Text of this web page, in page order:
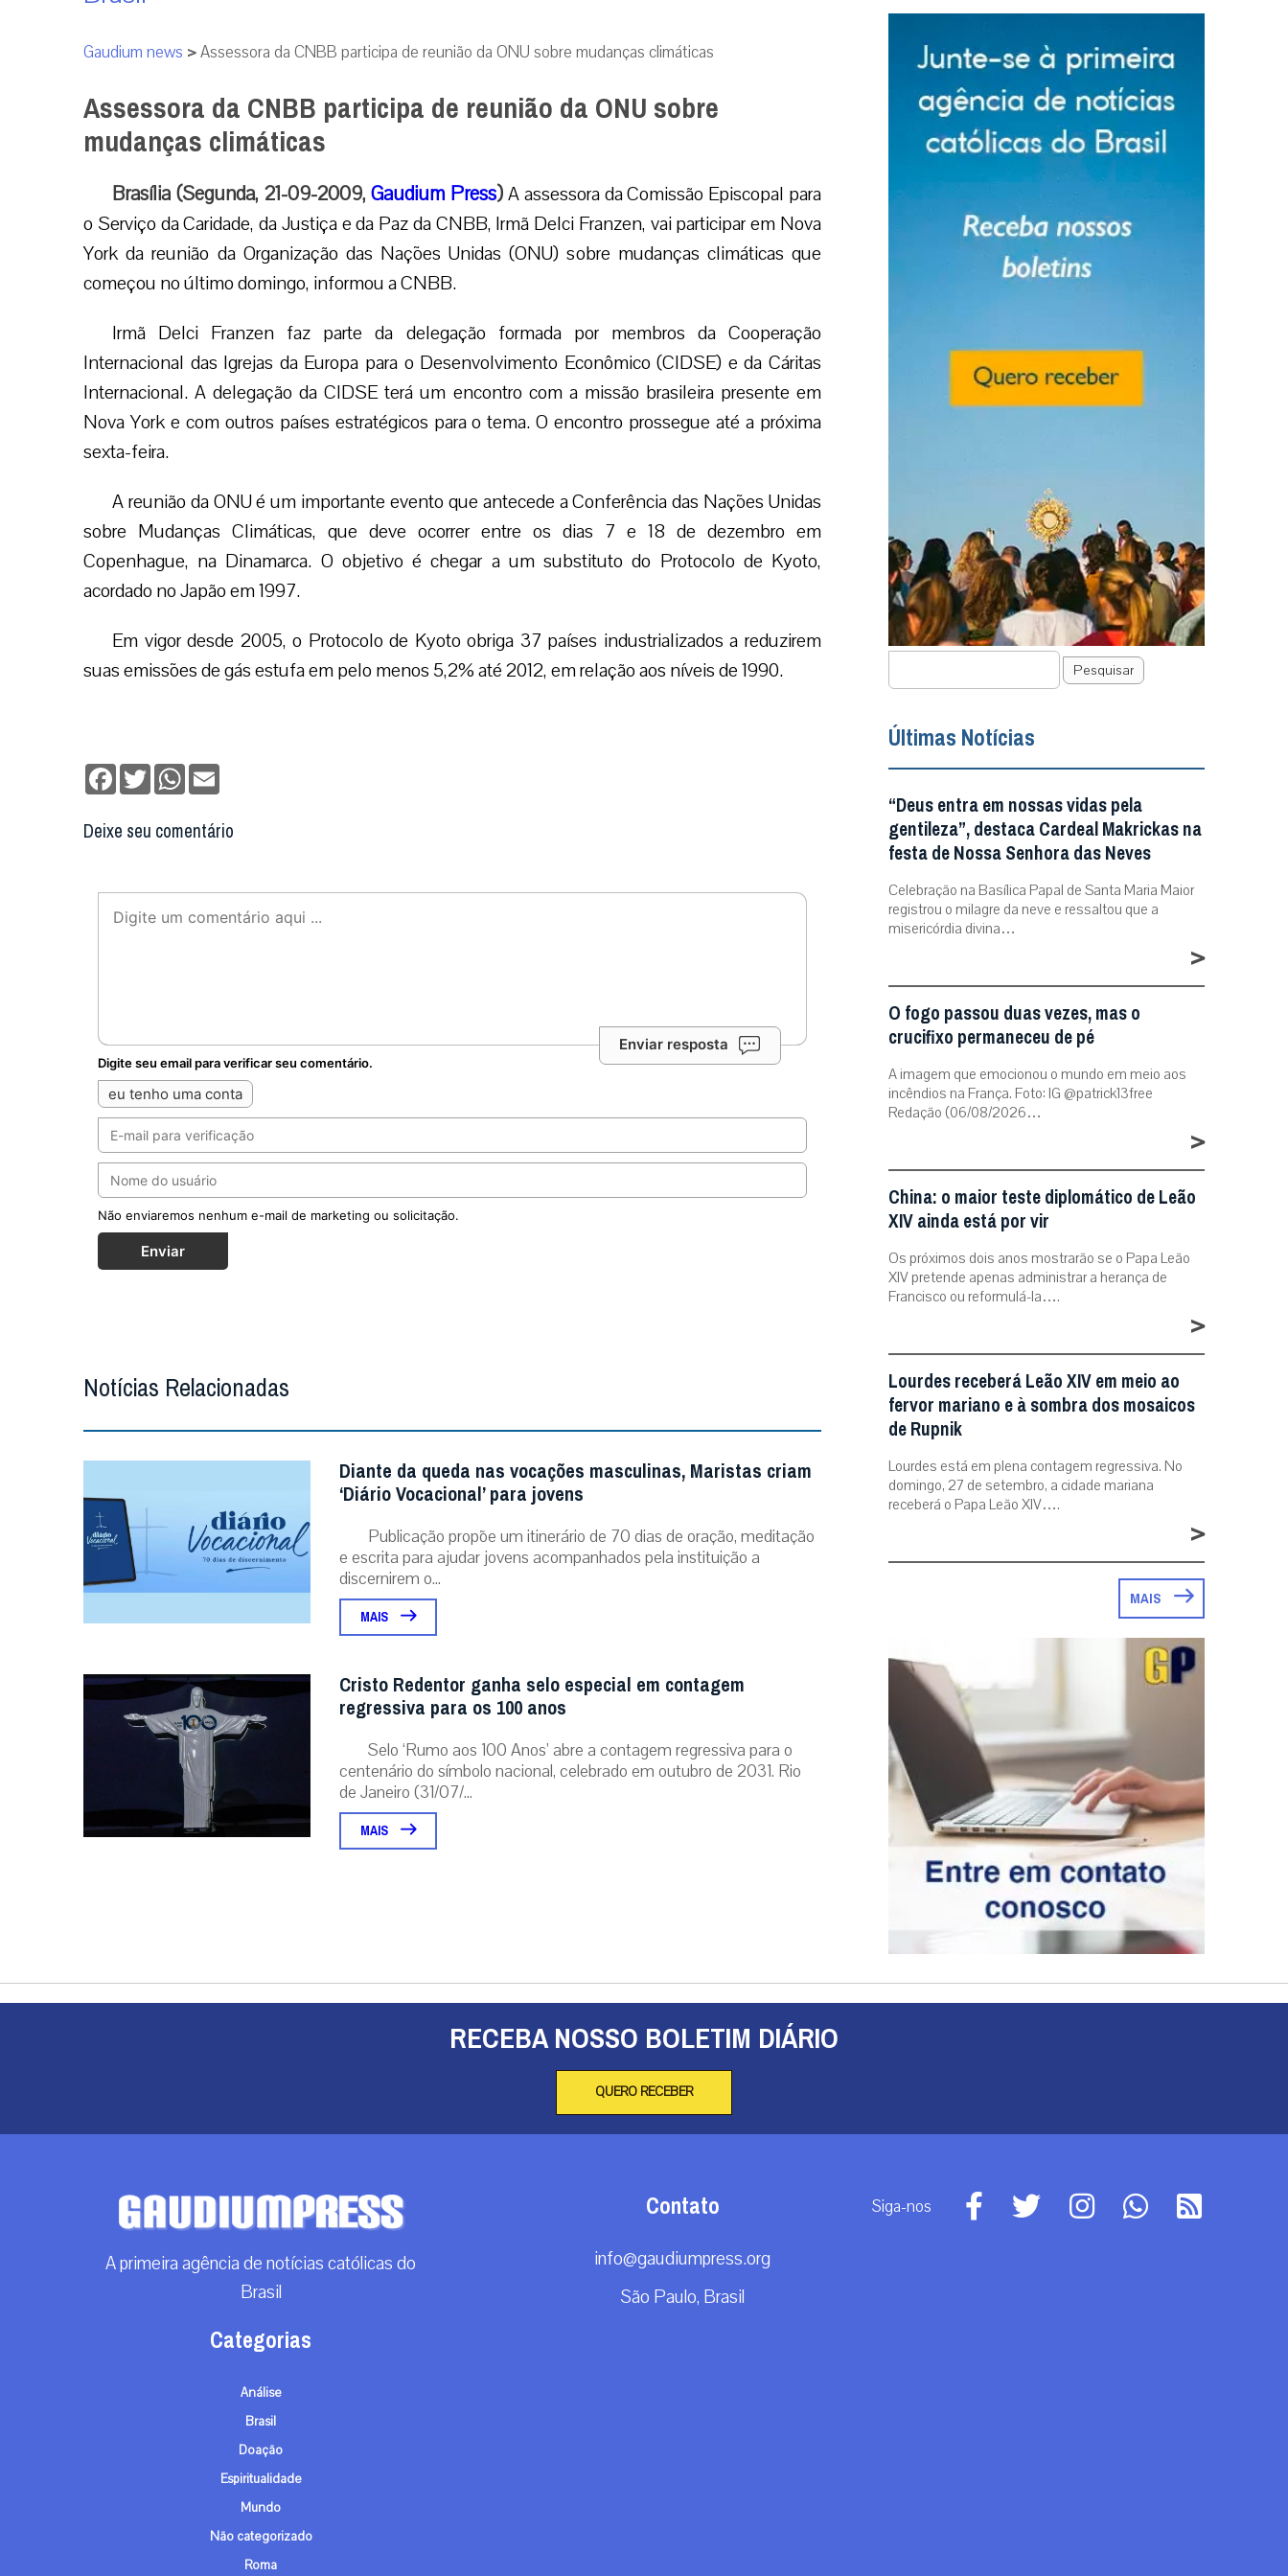
Gaudium news >Assessora da CNBB participa de reunião da ONU sobre mudanças climáticas
Assessora da CNBB participa de reunião da ONU sobre
mudanças climáticas
Brasília (Segunda, 21-09-2009,Gaudium Press)A assessora da Comissão Episcopal para
o Serviço da Caridade, da Justiça e da Paz da CNBB, Irmã Delci Franzen, vai participar em Nova
York da reunião da Organização das Nações Unidas (ONU) sobre mudanças climáticas que
começou no último domingo, informou a CNBB.
Irmã Delci Franzen faz parte da delegação formada por membros da Cooperação
Internacional das Igrejas da Europa para o Desenvolvimento Econômico (CIDSE) e da Cáritas
Internacional. A delegação da CIDSE terá um encontro com a missão brasileira presente em
Nova York e com outros países estratégicos para o tema. O encontro prossegue até a próxima
sexta-feira.
A reunião da ONU é um importante evento que antecede a Conferência das Nações Unidas
sobre Mudanças Climáticas, que deve ocorrer entre os dias 7 e 18 de dezembro em
Copenhague, na Dinamarca. O objetivo é chegar a um substituto do Protocolo de Kyoto,
acordado no Japão em 1997.
Em vigor desde 2005, o Protocolo de Kyoto obriga 37 países industrializados a reduzirem
suas emissões de gás estufa em pelo menos 5,2% até 2012, em relação aos níveis de 1990.
Facebook
TwitterWhatsApp
Deixe seu comentário
Enviar resposta
Digite seu email para verificar seu comentário.
eu tenho uma conta
Não enviaremos nenhum e-mail de marketing ou solicitação.
Enviar
Notícias Relacionadas
Diante da queda nas vocações masculinas, Maristas criam
‘Diário Vocacional’ para jovens
Publicação propõe um itinerário de 70 dias de oração, meditação
e escrita para ajudar jovens acompanhados pela instituição a
discernirem o...
MAIS
Cristo Redentor ganha selo especial em contagem
regressiva para os 100 anos
Selo ‘Rumo aos 100 Anos’ abre a contagem regressiva para o
centenário do símbolo nacional, celebrado em outubro de 2031. Rio
de Janeiro (31/07/...
MAIS
Pesquisar
Últimas Notícias
“Deus entra em nossas vidas pela
gentileza”, destaca Cardeal Makrickas na
festa de Nossa Senhora das Neves
Celebração na Basílica Papal de Santa Maria Maior
registrou o milagre da neve e ressaltou que a
misericórdia divina…
>
O fogo passou duas vezes, mas o
crucifixo permaneceu de pé
A imagem que emocionou o mundo em meio aos
incêndios na França. Foto: IG @patrick13free
Redação (06/08/2026…
>
China: o maior teste diplomático de Leão
XIV ainda está por vir
Os próximos dois anos mostrarão se o Papa Leão
XIV pretende apenas administrar a herança de
Francisco ou reformulá-la….
>
Lourdes receberá Leão XIV em meio ao
fervor mariano e à sombra dos mosaicos
de Rupnik
Lourdes está em plena contagem regressiva. No
domingo, 27 de setembro, a cidade mariana
receberá o Papa Leão XIV….
>
MAIS
RECEBA NOSSO BOLETIM DIÁRIO
QUERO RECEBER
A primeira agência de notícias católicas do
Brasil
Categorias
Análise
Brasil
Doação
Espiritualidade
Mundo
Não categorizado
Roma
Contato
info@gaudiumpress.org
São Paulo, Brasil
Siga-nos